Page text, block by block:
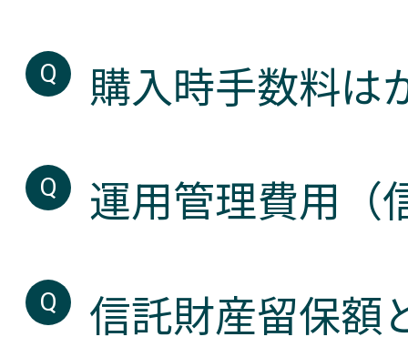
購入時手数料は
運用管理費用（
信託財産留保額